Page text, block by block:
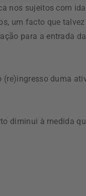
nos sujeitos com
um facto que
para a entrada
duma
diminui à medida